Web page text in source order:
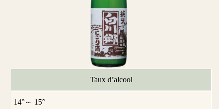
Taux d’alcool
14°～ 15°